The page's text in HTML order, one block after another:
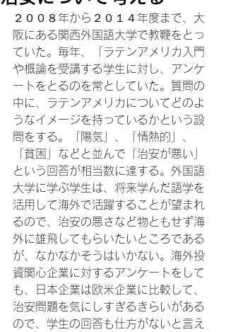
２００８年から２０１４年度まで、大
阪にある関西外国語大学で教鞭をとっ
ていた。毎年、「ラテンアメリカ入門
や概論を受講する学生に対し、アンケ
ートをとるのを常としていた。質問の
中に、ラテンアメリカについてどのよ
うなイメージを持っているかという設
問をする。「陽気」、「情熱的」、
「貧困」などと並んで「治安が悪い」
という回答が相当数に達する。外国語
大学に学ぶ学生は、将来学んだ語学を
活用して海外で活躍することが望まれ
るので、治安の悪さなど物ともせず海
外に雄飛してもらいたいところである
が、なかなかそうはいかない。海外投
資関心企業に対するアンケートをして
も、日本企業は欧米企業に比較して、
治安問題を気にしすぎるきらいがある
ので、学生の回答も仕方がないと言え